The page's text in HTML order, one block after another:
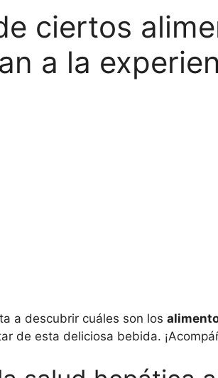
ciertos
a la
a descubrir cuáles son los
de esta deliciosa bebida.